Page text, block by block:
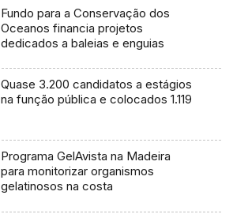
Fundo para a Conservação dos
Oceanos financia projetos
dedicados a baleias e enguias
Quase 3.200 candidatos a estágios
na função pública e colocados 1.119
Programa GelAvista na Madeira
para monitorizar organismos
gelatinosos na costa